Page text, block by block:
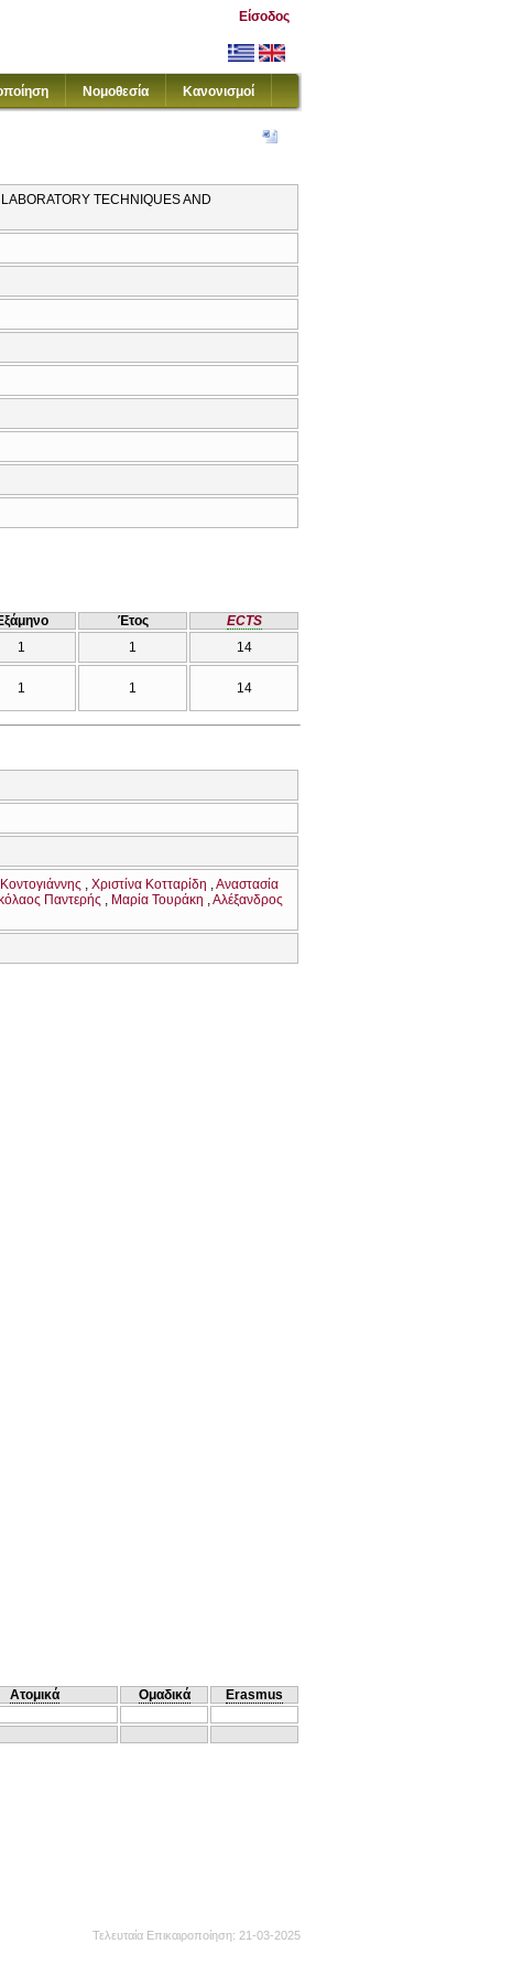
Είσοδος
Νομοθεσία Κανονισμοί
TECHNIQUES AND
Έτος
ECTS
1 1 14
1 1 14
Χριστίνα Κοτταρίδη
Αναστασία
Παντερής Μαρία Τουράκη
Αλέξανδρος
Ατομικά Ομαδικά
Erasmus
Τελευταία Επικαιροποίηση 21-03-2025